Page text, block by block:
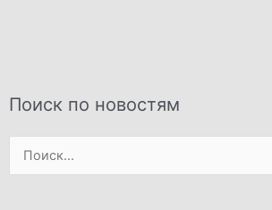
Поиск по новостям
Поиск: